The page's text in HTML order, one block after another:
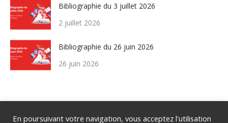
Bibliographie du 3 juillet 2026
2 juillet 2026
Bibliographie du 26 juin 2026
26 juin 2026
En poursuivant votre navigation, vous acceptez l'utilisation